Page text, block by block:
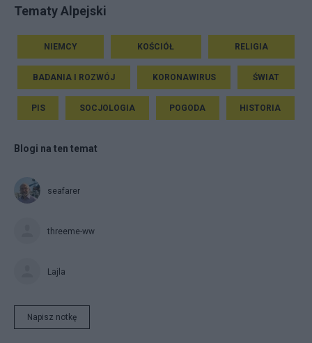
Tematy Alpejski
NIEMCY KOŚCIÓŁ RELIGIA
BADANIA I ROZWÓJ KORONAWIRUS ŚWIAT
PIS SOCJOLOGIA POGODA HISTORIA
Blogi na ten temat
seafarer
threeme-ww
Lajla
Napisz notkę